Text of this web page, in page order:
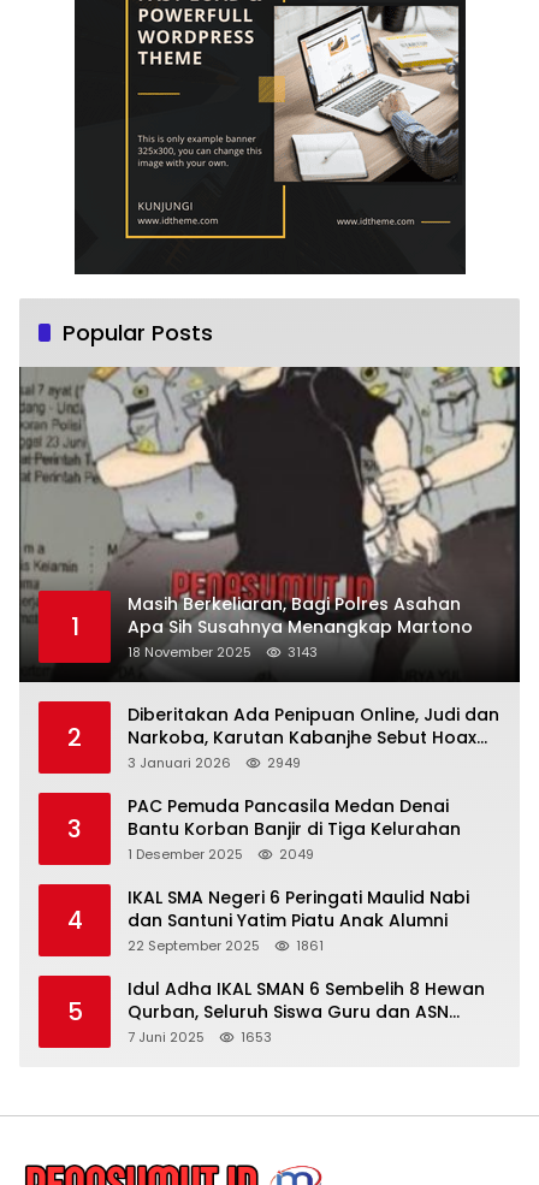
Popular Posts
1
Masih Berkeliaran, Bagi Polres Asahan
Apa Sih Susahnya Menangkap Martono
18 November 2025 3143
2
Diberitakan Ada Penipuan Online, Judi dan
Narkoba, Karutan Kabanjhe Sebut Hoax
dan Berita Tak Beryanggungjawab
3 Januari 2026 2949
3
PAC Pemuda Pancasila Medan Denai
Bantu Korban Banjir di Tiga Kelurahan
1 Desember 2025 2049
4
IKAL SMA Negeri 6 Peringati Maulid Nabi
dan Santuni Yatim Piatu Anak Alumni
22 September 2025 1861
5
Idul Adha IKAL SMAN 6 Sembelih 8 Hewan
Qurban, Seluruh Siswa Guru dan ASN
Dapat Daging
7 Juni 2025 1653